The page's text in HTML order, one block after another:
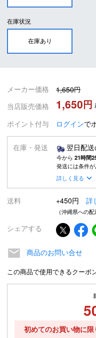
在庫状況
在庫あり
メーカー価格
1,650
当店販売価格
1,650
ポイント付与
ログインで
在庫・発送 翌日配
今から 21時間
発送には条件が
詳しく見る
送料 +450円 詳
（沖縄県への
シェアする
商品のお問い合せ
この商品で使用できるクーポ
初めてのお買い物に